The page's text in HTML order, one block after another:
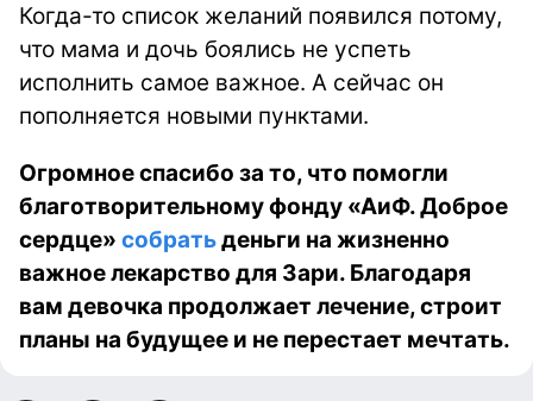
Когда-то список желаний появился потому,
что мама и дочь боялись не успеть
исполнить самое важное. А сейчас он
пополняется новыми пунктами.
Огромное спасибо за то, что помогли
благотворительному фонду «АиФ. Доброе
сердце» собратьденьги на жизненно
важное лекарство для Зари. Благодаря
вам девочка продолжает лечение, строит
планы на будущее и не перестает мечтать.